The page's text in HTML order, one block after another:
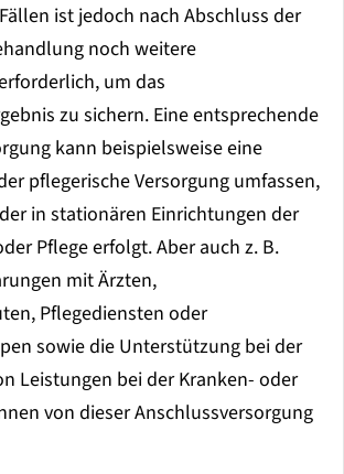
ist jedoch nach Abschluss der
noch weitere
um das
zu sichern. Eine entsprechende
kann beispielsweise eine
pflegerische Versorgung umfassen,
in stationären Einrichtungen der
Pflege erfolgt. Aber auch z. B.
mit Ärzten,
Pflegediensten oder
sowie die Unterstützung bei der
Leistungen bei der Kranken- oder
von dieser Anschlussversorgung